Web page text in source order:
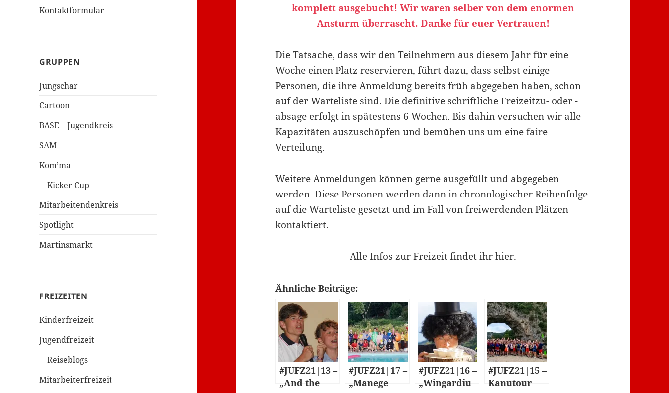
Kontaktformular
GRUPPEN
Jungschar
Cartoon
BASE – Jugendkreis
SAM
Kom’ma
Kicker Cup
Mitarbeitendenkreis
Spotlight
Martinsmarkt
FREIZEITEN
Kinderfreizeit
Jugendfreizeit
Reiseblogs
Mitarbeiterfreizeit
komplett ausgebucht! Wir waren selber von dem enormen
Ansturm überrascht. Danke für euer Vertrauen!
Die Tatsache, dass wir den Teilnehmern aus diesem Jahr für eine
Woche einen Platz reservieren, führt dazu, dass selbst einige
Personen, die ihre Anmeldung bereits früh abgegeben haben, schon
auf der Warteliste sind. Die definitive schriftliche Freizeitzu- oder -
absage erfolgt in spätestens 6 Wochen. Bis dahin versuchen wir alle
Kapazitäten auszuschöpfen und bemühen uns um eine faire
Verteilung.
Weitere Anmeldungen können gerne ausgefüllt und abgegeben
werden. Diese Personen werden dann in chronologischer Reihenfolge
auf die Warteliste gesetzt und im Fall von freiwerdenden Plätzen
kontaktiert.
Alle Infos zur Freizeit findet ihrhier.
Ähnliche Beiträge:
#JUFZ21|13 –
„And the
#JUFZ21|17 –
„Manege
#JUFZ21|16 –
„Wingardiu
#JUFZ21|15 –
Kanutour